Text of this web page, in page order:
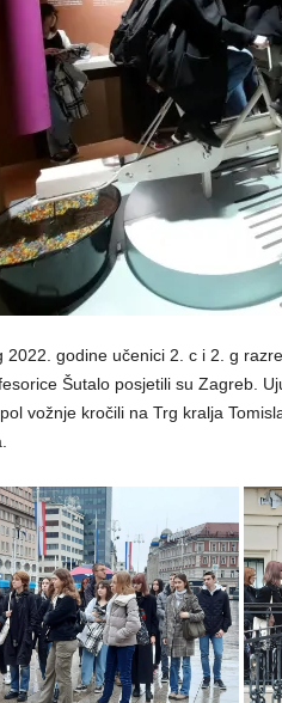
2022. godine učenici 2. c i 2. g
Šutalo posjetili su Zagreb.
vožnje kročili na Trg kralja